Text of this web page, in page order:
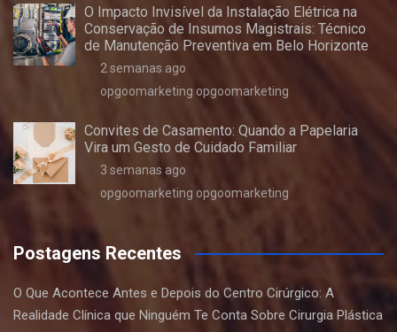
O Impacto Invisível da Instalação Elétrica na
Conservação de Insumos Magistrais: Técnico
de Manutenção Preventiva em Belo Horizonte
2 semanas ago
opgoomarketing opgoomarketing
Convites de Casamento: Quando a Papelaria
Vira um Gesto de Cuidado Familiar
3 semanas ago
opgoomarketing opgoomarketing
Postagens Recentes
O Que Acontece Antes e Depois do Centro Cirúrgico: A
Realidade Clínica que Ninguém Te Conta Sobre Cirurgia Plástica